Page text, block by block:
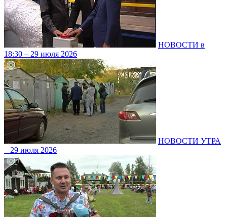
НОВОСТИ в
18:30 – 29 июля 2026
НОВОСТИ УТРА
– 29 июля 2026